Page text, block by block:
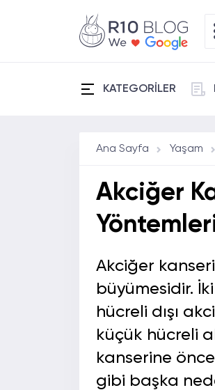
KATEGORİLER
Ana Sayfa Yaşam
Akciğer
Akciğer
büyümesidir.
hücreli dışı
küçük hücreli
kanserine
gibi başka